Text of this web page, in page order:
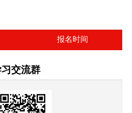
报名时间
交流群